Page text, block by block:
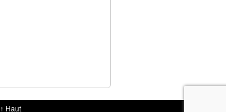
↑ Haut